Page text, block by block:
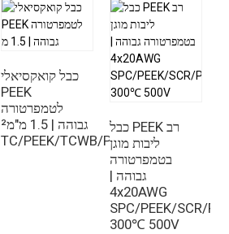
כבל קואקסיאלי
PEEK
לטמפרטורה
גבוהה | 1.5 מ"מ²
TC/PEEK/TCWB/PEEK
כבל PEEK רב
ליבות מוגן
בטמפרטורה
גבוהה |
4x20AWG
SPC/PEEK/SCR/
300℃ 500V